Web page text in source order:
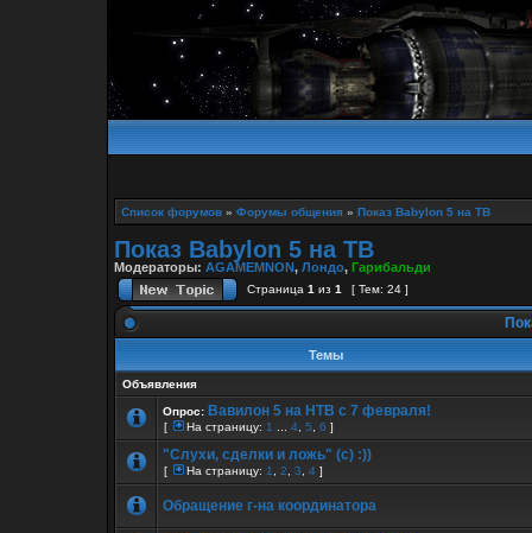
Список форумов » Форумы общения » Показ Babylon 5 на ТВ
Показ Babylon 5 на ТВ
Модераторы: AGAMEMNON, Лондо, Гарибальди
Страница 1 из 1 [ Тем: 24 ]
Темы
Объявления
Опрос: Вавилон 5 на НТВ с 7 февраля!
[ На страницу: 1 4 5 6 ]
"Слухи, сделки и ложь" (c) :))
[ На страницу: 1 2 3 4 ]
Обращение г-на координатора